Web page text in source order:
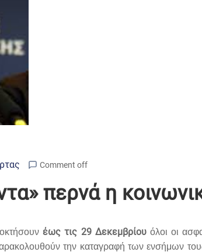
Comment off
περνά η
έως τις 29 Δεκεμβρίουόλοι οι
την καταγραφή των ενσήμων